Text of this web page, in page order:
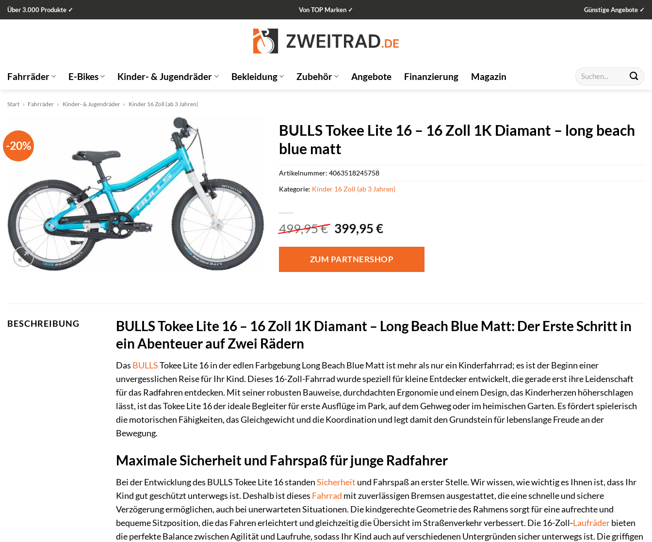
Zum
Inhalt
Über 3.000 Produkte ✓ Von TOP Marken ✓ Günstige Angebote ✓
Fahrräder E-Bikes Kinder- & Jugendräder Bekleidung Zubehör Angebote Finanzierung Magazin
Suchen
nach:
Start » Fahrräder » Kinder- & Jugendräder » Kinder 16 Zoll (ab 3 Jahren)
-20%
BULLS Tokee Lite 16 – 16 Zoll 1K Diamant – long beach
blue matt
499,95€ Ursprünglicher
war:
499,95 €
399,95€Aktueller
ist:
399,95 €.
ZUM PARTNERSHOP
Artikelnummer: 4063518245758
Kategorie: Kinder 16 Zoll (ab 3 Jahren)
BESCHREIBUNG
BULLS Tokee Lite 16 – 16 Zoll 1K Diamant – Long Beach Blue Matt: Der Erste Schritt in
ein Abenteuer auf Zwei Rädern
Das BULLSTokee Lite 16 in der edlen Farbgebung Long Beach Blue Matt ist mehr als nur ein Kinderfahrrad; es ist der Beginn einer
unvergesslichen Reise für Ihr Kind. Dieses 16-Zoll-Fahrrad wurde speziell für kleine Entdecker entwickelt, die gerade erst ihre Leidenschaft
für das Radfahren entdecken. Mit seiner robusten Bauweise, durchdachten Ergonomie und einem Design, das Kinderherzen höherschlagen
lässt, ist das Tokee Lite 16 der ideale Begleiter für erste Ausflüge im Park, auf dem Gehweg oder im heimischen Garten. Es fördert spielerisch
die motorischen Fähigkeiten, das Gleichgewicht und die Koordination und legt damit den Grundstein für lebenslange Freude an der
Bewegung.
Maximale Sicherheit und Fahrspaß für junge Radfahrer
Bei der Entwicklung des BULLS Tokee Lite 16 standenSicherheit und Fahrspaß an erster Stelle. Wir wissen, wie wichtig es Ihnen ist, dass Ihr
Kind gut geschützt unterwegs ist. Deshalb ist dieses Fahrrad mit zuverlässigen Bremsen ausgestattet, die eine schnelle und sichere
Verzögerung ermöglichen, auch bei unerwarteten Situationen. Die kindgerechte Geometrie des Rahmens sorgt für eine aufrechte und
bequeme Sitzposition, die das Fahren erleichtert und gleichzeitig die Übersicht im Straßenverkehr verbessert. Die 16-Zoll-Laufräderbieten
die perfekte Balance zwischen Agilität und Laufruhe, sodass Ihr Kind auch auf verschiedenen Untergründen sicher unterwegs ist. Die griffigen